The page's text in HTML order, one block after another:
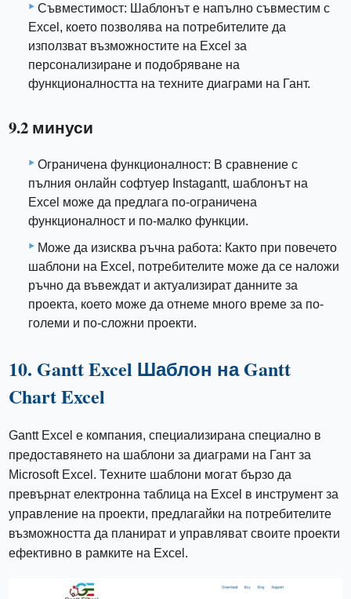
Съвместимост: Шаблонът е напълно съвместим с
Excel, което позволява на потребителите да
използват възможностите на Excel за
персонализиране и подобряване на
функционалността на техните диаграми на Гант.
9.2 минуси
Ограничена функционалност: В сравнение с
пълния онлайн софтуер Instagantt, шаблонът на
Excel може да предлага по-ограничена
функционалност и по-малко функции.
Може да изисква ръчна работа: Както при повечето
шаблони на Excel, потребителите може да се наложи
ръчно да въвеждат и актуализират данните за
проекта, което може да отнеме много време за по-
големи и по-сложни проекти.
10. Gantt Excel Шаблон на Gantt
Chart Excel
Gantt Excel е компания, специализирана специално в
предоставянето на шаблони за диаграми на Гант за
Microsoft Excel. Техните шаблони могат бързо да
превърнат електронна таблица на Excel в инструмент за
управление на проекти, предлагайки на потребителите
възможността да планират и управляват своите проекти
ефективно в рамките на Excel.